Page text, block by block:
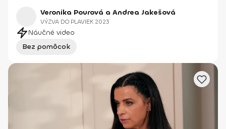
Veronika Pourová a Andrea Jakešová
VÝZVA DO PLAVIEK 2023
Náučné video
Bez pomôcok